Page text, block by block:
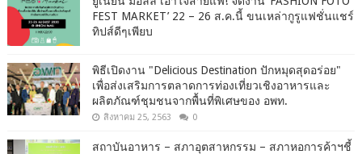
FEST MARKET’ 22 – 26 ส.ค.นี้ ขนเหล่ากูรูแฟชั่นแชร์
ทิปส์ดีๆเพียบ
พิธีเปิดงาน "Delicious Destination ปักหมุดสุดอร่อย"
เพื่อส่งเสริมการตลาดการท่องเที่ยวเชิงอาหารและ
ผลิตภัณฑ์ชุมชนจากพื้นที่พิเศษของ อพท.
สิงหาคม 25, 2563 0
สถาบันอาหาร – สภาอุตสาหกรรม – สภาหอการค้าฯชี้